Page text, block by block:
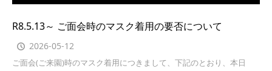
R8.5.13～ ご面会時のマスク着用の要否について
2026-05-12
ご面会(ご来園)時のマスク着用につきまして、下記のとおり、本日